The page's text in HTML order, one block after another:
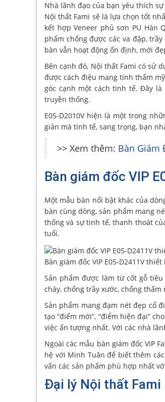
Nhà lãnh đạo của bạn yêu thích
Nội thất Fami sẽ là lựa chọn tốt
kết hợp Veneer phủ sơn PU Hàn
phẩm chống được các va đập,
bàn vẫn hoạt động ổn định, mới
Bên cạnh đó, Nội thất Fami có sử
được cách điệu mang tính thẩm
góc cạnh một cách tinh tế. Đây
truyền thống.
E05-D2010V hiện là một trong
giản mà tinh tế, sang trọng, bạn
>> Xem thêm: Bàn Giám
Bàn giám đốc VIP
Một mẫu bàn nổi bật khác của
bàn cùng dòng, sản phẩm mang
thống và sự tinh tế, thanh thoát
tuổi.
Bàn giám đốc VIP E05-D2411V
Sản phẩm được làm từ cốt gỗ
cháy, chống trầy xước, chống
Sản phẩm mang đạm nét đẹp cổ
tạo “điểm mới”, “điểm hiện đại”
việc ấn tượng nhất. Với các nhà
Ngoài các mẫu bàn giám đốc VIP
hệ với Minh Tuân để biết thêm
vấn các sản phẩm phù hợp nhất
Đại lý Nội thất Fami